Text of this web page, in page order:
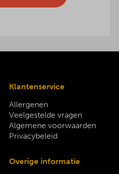
Klantenservice
Allergenen
Veelgestelde vragen
Algemene voorwaarden
Privacybeleid
Overige informatie